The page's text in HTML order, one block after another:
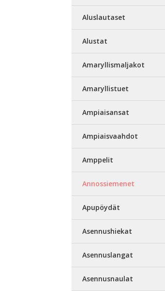
Aluslautaset
Alustat
Amaryllismaljakot
Amaryllistuet
Ampiaisansat
Ampiaisvaahdot
Amppelit
Annossiemenet
Apupöydät
Asennushiekat
Asennuslangat
Asennusnaulat